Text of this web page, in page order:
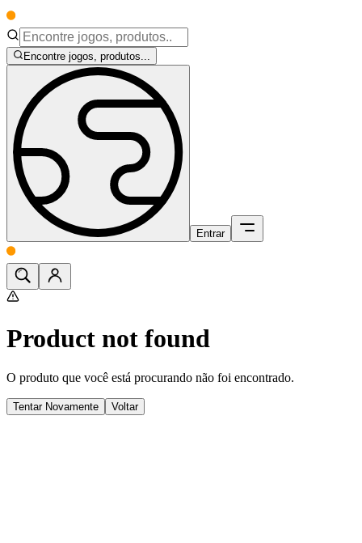
Encontre jogos, produtos...
Entrar
Product not found
O produto que você está procurando não foi encontrado.
Tentar Novamente Voltar